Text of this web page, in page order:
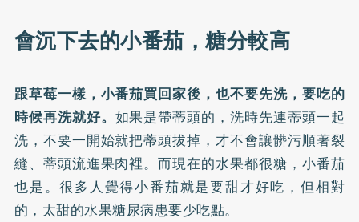
會沉下去的小番茄，糖分較高⠀
跟草莓一樣，小番茄買回家後，也不要先洗，要吃的
時候再洗就好。 如果是帶蒂頭的，洗時先連蒂頭一起
洗，不要一開始就把蒂頭拔掉，才不會讓髒污順著裂
縫、蒂頭流進果肉裡。而現在的水果都很糖，小番茄
也是。很多人覺得小番茄就是要甜才好吃，但相對
的，太甜的水果糖尿病患要少吃點。